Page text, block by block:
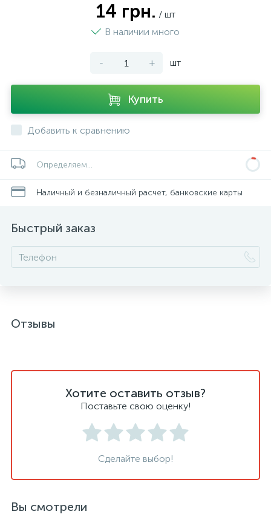
14 грн. / шт
В наличии много
- + шт
Купить
Добавить к сравнению
Определяем...
Наличный и безналичный расчет, банковские карты
Быстрый заказ
Отзывы
Хотите оставить отзыв?
Поставьте свою оценку!
Сделайте выбор!
Вы смотрели